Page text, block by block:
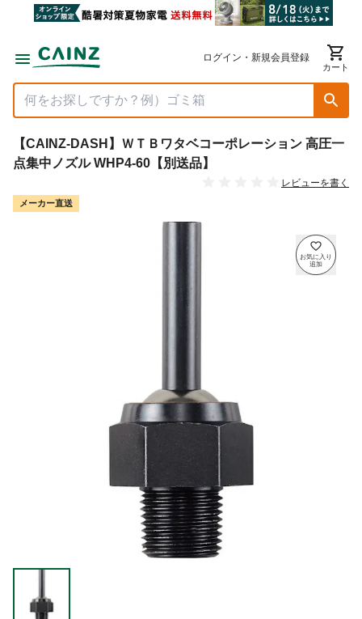
ログイン・新規会員登録
カート
【CAINZ-DASH】ＷＴＢワタベコーポレーション 高圧一
点集中ノズル WHP4-60【別送品】
レビューを書く
メーカー直送